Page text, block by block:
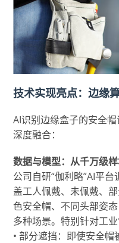
技术实现亮点：边缘
AI识别边缘盒子的安全
深度融合：
数据与模型：从千万级
公司自研“伽利略”AI平
盖工人佩戴、未佩戴、
色安全帽、不同头部姿
多种场景。特别针对工业
• 部分遮挡：即使安全